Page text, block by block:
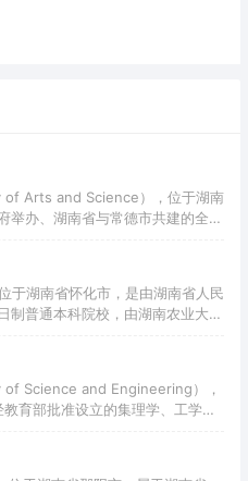
Arts and Science），位于湖南
举办、湖南省与常德市共建的全日
型本科产教融合发展工程规划高
，先后汇聚了常德高等专科学
学院、常德市城乡建设职业技术学
湖南省怀化市，是由湖南省人民
制普通本科院校，由湖南农业大学
学校等阶段；2002年，学校升格
设单位。截至2022年4月，怀化
面积54万平方米；有馆藏图书153
Science and Engineering），
育部批准设立的集理学、工学、
本科院校，曾被业界誉为“全国师